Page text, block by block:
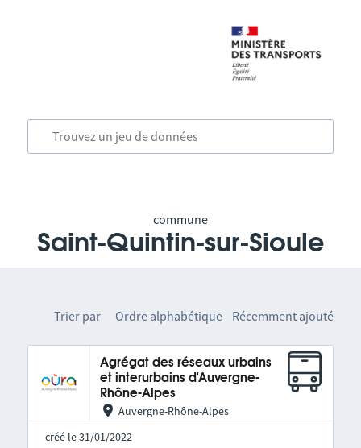
commune
Saint-Quintin-sur-Sioule
Trier par Ordre alphabétique Récemment ajouté
Agrégat des réseaux urbains
et interurbains d'Auvergne-
Rhône-Alpes
Auvergne-Rhône-Alpes
créé le 31/01/2022